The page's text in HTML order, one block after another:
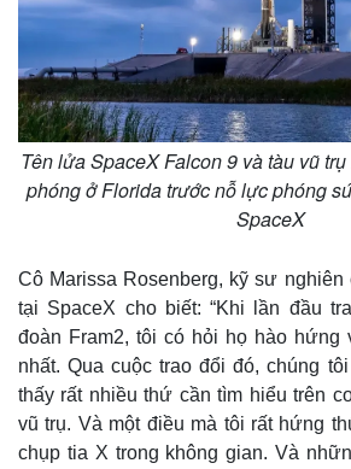
Tên lửa SpaceX Falcon 9 và tàu vũ
phóng ở Florida trước nỗ lực phóng
SpaceX
Cô Marissa Rosenberg, kỹ sư
tại SpaceX cho biết: “Khi lần đầu
đoàn Fram2, tôi có hỏi họ hào hứng
nhất. Qua cuộc trao đổi đó, chúng
thấy rất nhiều thứ cần tìm hiểu trên
vũ trụ. Và một điều mà tôi rất hứng
chụp tia X trong không gian. Và